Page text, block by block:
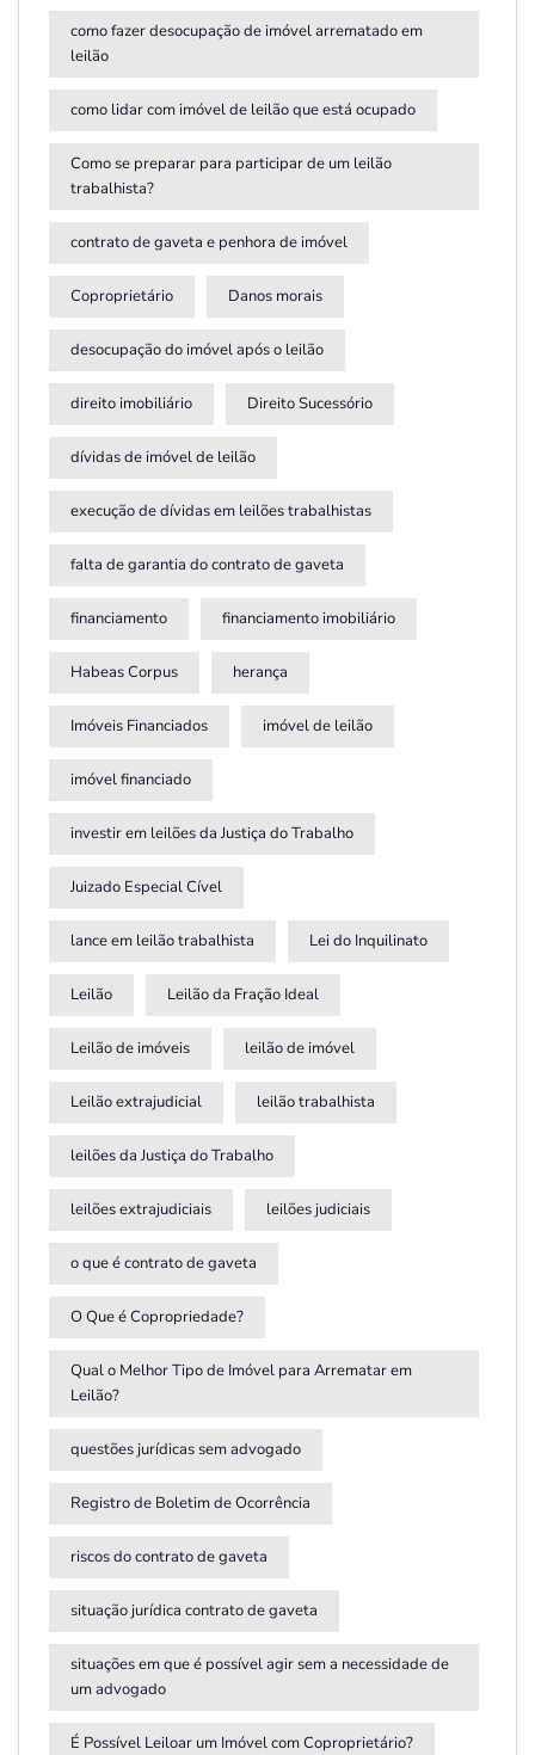
como fazer desocupação de imóvel arrematado em
leilão
como lidar com imóvel de leilão que está ocupado
Como se preparar para participar de um leilão
trabalhista?
contrato de gaveta e penhora de imóvel
Coproprietário Danos morais
desocupação do imóvel após o leilão
direito imobiliário Direito Sucessório
dívidas de imóvel de leilão
execução de dívidas em leilões trabalhistas
falta de garantia do contrato de gaveta
financiamento financiamento imobiliário
Habeas Corpus herança
Imóveis Financiados imóvel de leilão
imóvel financiado
investir em leilões da Justiça do Trabalho
Juizado Especial Cível
lance em leilão trabalhista Lei do Inquilinato
Leilão Leilão da Fração Ideal
Leilão de imóveis leilão de imóvel
Leilão extrajudicial leilão trabalhista
leilões da Justiça do Trabalho
leilões extrajudiciais leilões judiciais
o que é contrato de gaveta
O Que é Copropriedade?
Qual o Melhor Tipo de Imóvel para Arrematar em
Leilão?
questões jurídicas sem advogado
Registro de Boletim de Ocorrência
riscos do contrato de gaveta
situação jurídica contrato de gaveta
situações em que é possível agir sem a necessidade de
um advogado
É Possível Leiloar um Imóvel com Coproprietário?